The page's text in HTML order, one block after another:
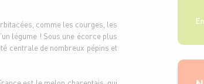
comme les courges, les
légume ! Sous une écorce plus
centrale de nombreux pépins et